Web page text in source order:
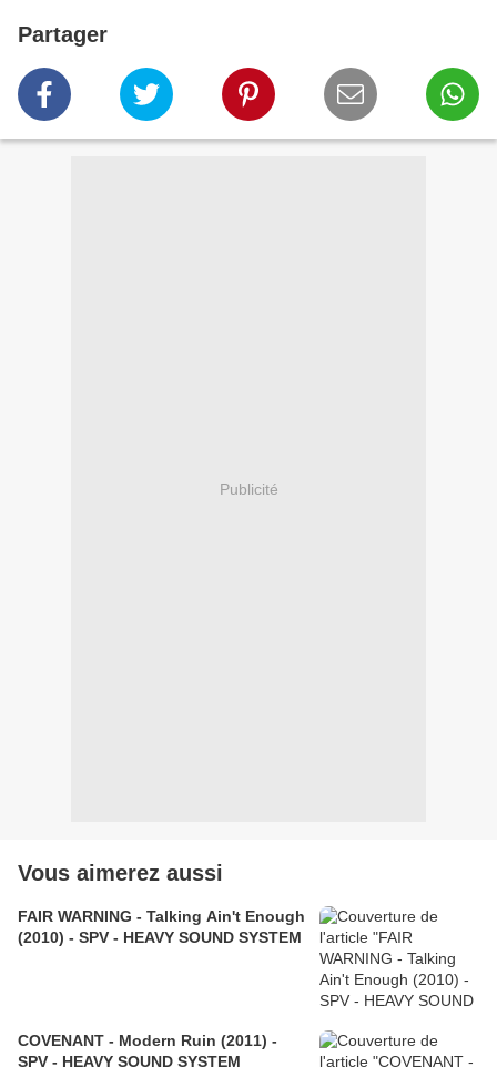
Partager
Publicité
Vous aimerez aussi
FAIR WARNING - Talking Ain't Enough
(2010) - SPV - HEAVY SOUND SYSTEM
COVENANT - Modern Ruin (2011) -
SPV - HEAVY SOUND SYSTEM